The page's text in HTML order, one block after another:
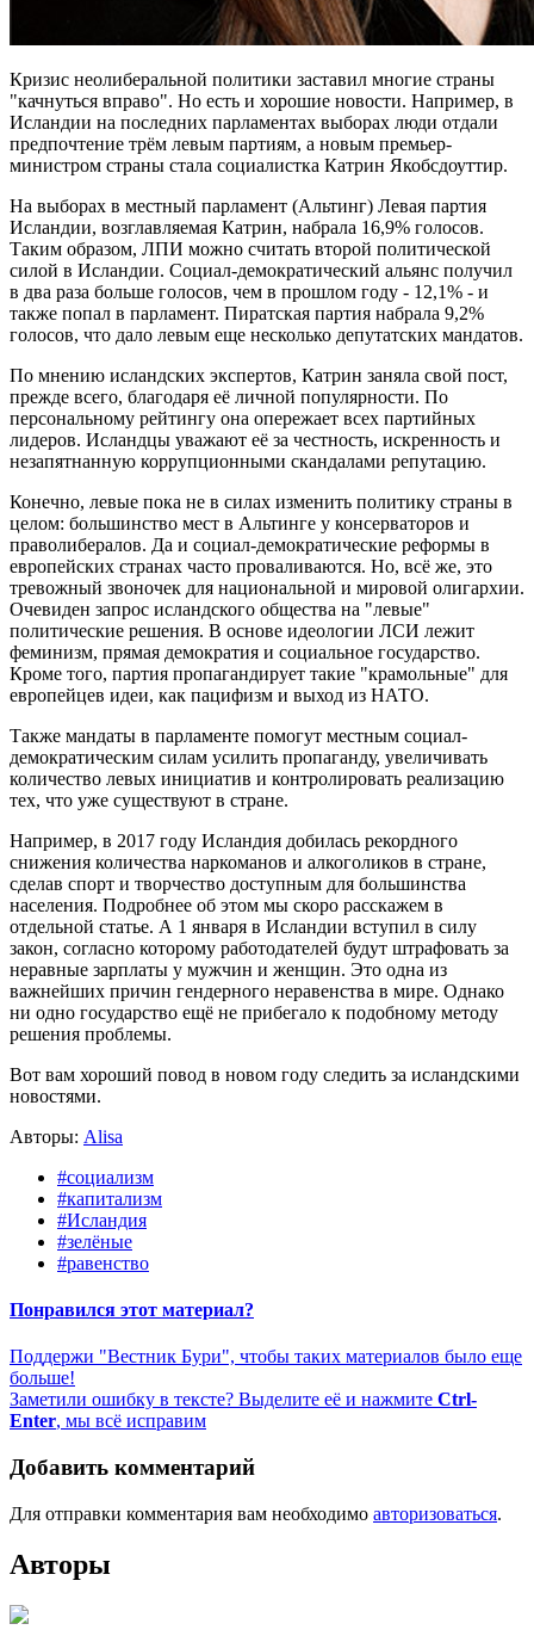
Кризис неолиберальной политики заставил многие страны
"качнуться вправо". Но есть и хорошие новости. Например, в
Исландии на последних парламентах выборах люди отдали
предпочтение трём левым партиям, а новым премьер-
министром страны стала социалистка Катрин Якобсдоуттир.
На выборах в местный парламент (Альтинг) Левая партия
Исландии, возглавляемая Катрин, набрала 16,9% голосов.
Таким образом, ЛПИ можно считать второй политической
силой в Исландии. Социал-демократический альянс получил
в два раза больше голосов, чем в прошлом году - 12,1% - и
также попал в парламент. Пиратская партия набрала 9,2%
голосов, что дало левым еще несколько депутатских мандатов.
По мнению исландских экспертов, Катрин заняла свой пост,
прежде всего, благодаря её личной популярности. По
персональному рейтингу она опережает всех партийных
лидеров. Исландцы уважают её за честность, искренность и
незапятнанную коррупционными скандалами репутацию.
Конечно, левые пока не в силах изменить политику страны в
целом: большинство мест в Альтинге у консерваторов и
праволибералов. Да и социал-демократические реформы в
европейских странах часто проваливаются. Но, всё же, это
тревожный звоночек для национальной и мировой олигархии.
Очевиден запрос исландского общества на "левые"
политические решения. В основе идеологии ЛСИ лежит
феминизм, прямая демократия и социальное государство.
Кроме того, партия пропагандирует такие "крамольные" для
европейцев идеи, как пацифизм и выход из НАТО.
Также мандаты в парламенте помогут местным социал-
демократическим силам усилить пропаганду, увеличивать
количество левых инициатив и контролировать реализацию
тех, что уже существуют в стране.
Например, в 2017 году Исландия добилась рекордного
снижения количества наркоманов и алкоголиков в стране,
сделав спорт и творчество доступным для большинства
населения. Подробнее об этом мы скоро расскажем в
отдельной статье. А 1 января в Исландии вступил в силу
закон, согласно которому работодателей будут штрафовать за
неравные зарплаты у мужчин и женщин. Это одна из
важнейших причин гендерного неравенства в мире. Однако
ни одно государство ещё не прибегало к подобному методу
решения проблемы.
Вот вам хороший повод в новом году следить за исландскими
новостями.
Авторы: Alisa
#социализм
#капитализм
#Исландия
#зелёные
#равенство
Понравился этот материал?
Поддержи "Вестник Бури", чтобы таких материалов было еще
больше!
Заметили ошибку в тексте? Выделите её и нажмите Ctrl-
Enter, мы всё исправим
Добавить комментарий
Для отправки комментария вам необходимо авторизоваться.
Авторы